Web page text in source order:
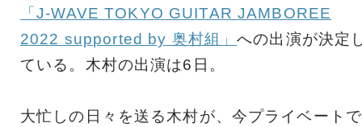
「J-WAVE TOKYO GUITAR JAMBOREE
2022 supported by 奥村組」への出演が決定
ている。木村の出演は6日。
大忙しの日々を送る木村が、今プライベートで